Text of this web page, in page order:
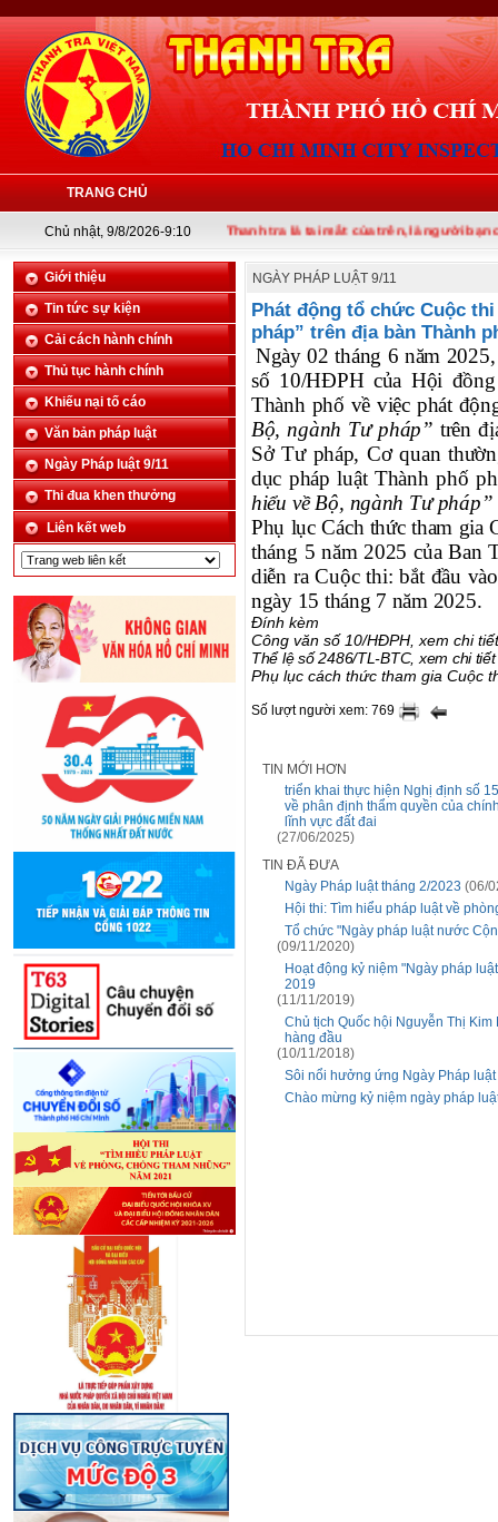
TRANG CHỦ
Chủ nhật, 9/8/2026-9:10Thanh tra là tai mắt của trên, là người bạn của
Giới thiệu
Tin tức sự kiện
Cải cách hành chính
Thủ tục hành chính
Khiếu nại tố cáo
Văn bản pháp luật
Ngày Pháp luật 9/11
Thi đua khen thưởng
Liên kết web
NGÀY PHÁP LUẬT 9/11
Phát động tổ chức Cuộc
pháp” trên địa bàn Thành
Ngày 02 tháng 6 năm
số 10/HĐPH của Hội
Thành phố về việc phát
Bộ, ngành Tư pháp” trên
Sở Tư pháp, Cơ quan
dục pháp luật Thành phố
hiểu về Bộ, ngành Tư pháp”
Phụ lục Cách thức tham
tháng 5 năm 2025 của Ban
diễn ra Cuộc thi: bắt đầu
ngày 15 tháng 7 năm 2025.
Đính kèm
Công văn số 10/HĐPH, xem chi
Thể lệ số 2486/TL-BTC, xem chi
Phụ lục cách thức tham gia Cuộc
Số lượt người xem: 769
TIN MỚI HƠN
triển khai thực hiện Nghị định số
về phân định thẩm quyền của
lĩnh vực đất đai
(27/06/2025)
TIN ĐÃ ĐƯA
Ngày Pháp luật tháng 2/2023 (06/
Hội thi: Tìm hiểu pháp luật về
Tổ chức "Ngày pháp luật nước
(09/11/2020)
Hoạt động kỷ niệm "Ngày pháp
2019
(11/11/2019)
Chủ tịch Quốc hội Nguyễn Thị
hàng đầu
(10/11/2018)
Sôi nổi hưởng ứng Ngày Pháp
Chào mừng kỷ niệm ngày pháp